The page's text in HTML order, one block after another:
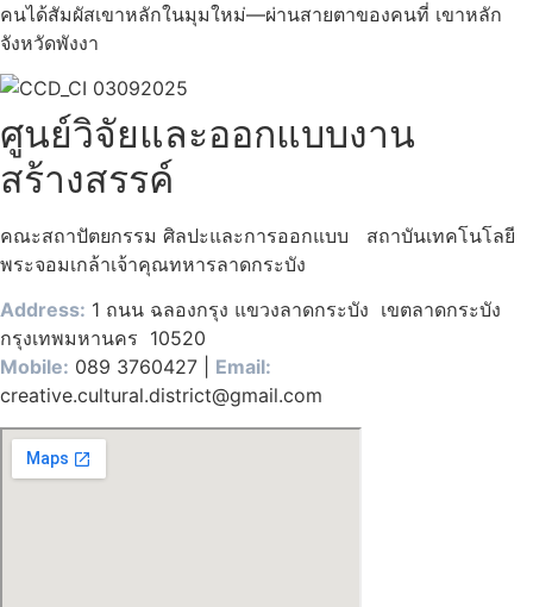
คนได้สัมผัสเขาหลักในมุมใหม่—ผ่านสายตาของคนที่ เขาหลัก
จังหวัดพังงา
ศูนย์วิจัยและออกแบบงาน
สร้างสรรค์
คณะสถาปัตยกรรม ศิลปะและการออกแบบ สถาบันเทคโนโลยี
พระจอมเกล้าเจ้าคุณทหารลาดกระบัง
Address: 1 ถนน ฉลองกรุง แขวงลาดกระบัง เขตลาดกระบัง
กรุงเทพมหานคร 10520
Mobile: 089 3760427 | Email:
creative.cultural.district@gmail.com